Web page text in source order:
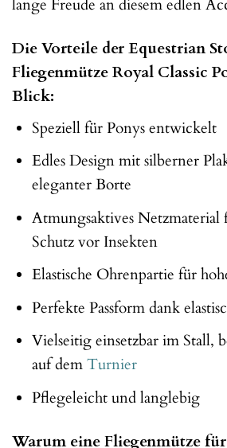
lange Freude an diesem edlen
Die Vorteile der Equestrian
Fliegenmütze Royal Classic
Blick:
Speziell für Ponys entwickelt
Edles Design mit silberner
eleganter Borte
Atmungsaktives Netzmaterial
Schutz vor Insekten
Elastische Ohrenpartie für
Perfekte Passform dank
Vielseitig einsetzbar im Stall,
auf demTurnier
Pflegeleicht und langlebig
Warum eine Fliegenmütze für